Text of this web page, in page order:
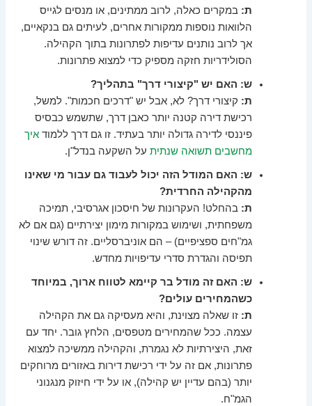
ת: במקרים כאלה, לרוב ממתינים, או מנסים לגייס
הלוואות נוספות ממקורות אחרים, לעיתים גם בנקאיים,
אך לרוב נותנים עדיפות לפתרונות בתוך הקהילה.
הסולידריות חזקה מספיק כדי למצוא פתרונות.
ש: האם יש "קיצורי דרך" בתהליך?
ת: קיצורי דרך? לא, אבל יש "דרכים חכמות". למשל,
רכישת דירה קטנה יותר כאבן דרך, שתשמש כבסיס
פיננסי לדירה גדולה יותר בעתיד. זו גם דרך ללמודאיך
מחשבים תשואה שנתית על השקעה בנדל"ן.
ש: האם המודל הזה יכול לעבוד גם עבור מי שאינו
מהקהילה החרדית?
ת: בהחלט! העקרונות של חיסכון אגרסיבי, תמיכה
משפחתית, ושימוש במקורות מימון יצירתיים (גם אם לא
גמ"חים ספציפיים) – הם אוניברסליים. זה דורש שינוי
תפיסה והגדרת סדרי עדיפויות מחדש.
ש: האם זה מודל בר קיימא לטווח ארוך, במיוחד
כשהמחירים עולים?
ת: זו שאלה מצוינת, והיא מעסיקה גם את הקהילה
עצמה. ככל שהמחירים מטפסים, הלחץ גובר. יחד עם
זאת, היצירתיות לא נגמרת, והקהילה ממשיכה למצוא
פתרונות, אם זה על ידי רכישת דירות באזורים מרוחקים
יותר (בהם עדיין יש קהילה), או על ידי חיזוק מנגנוני
הגמ"ח.